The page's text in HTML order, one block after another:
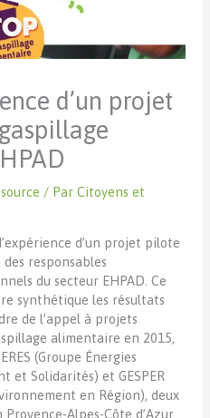
d’un projet
/ ParCitoyens et
d’un projet pilote
responsables
du secteur EHPAD. Ce
synthétique les résultats
de l’appel à projets
alimentaire en 2015,
(Groupe Énergies
et Solidarités) et GESPER
en Région), deux
Alpes-Côte d’Azur.